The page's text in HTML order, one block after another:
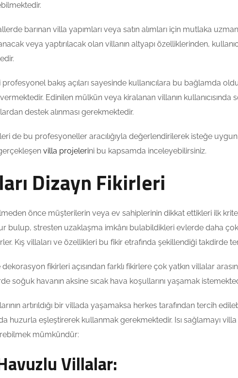
barınan villa yapımları veya satın alımları için mutlaka
veya yaptırılacak olan villanın altyapı özelliklerinden,
profesyonel bakış açıları sayesinde kullanıcılara bu bağlamda
Edinilen mülkün veya kiralanan villanın
destek alınması gerekmektedir.
de bu profesyoneller aracılığıyla değerlendirilerek isteğe
villa projelerini bu kapsamda inceleyebilirsiniz.
Dizayn Fikirleri
önce müşterilerin veya ev sahiplerinin dikkat ettikleri ilk
bulup, stresten uzaklaşma imkânı bulabildikleri evlerde daha
Kış villaları ve özellikleri bu fikir etrafında şekillendiği takdirde
dekorasyon fikirleri açısından farklı fikirlere çok yatkın villalar
soğuk havanın aksine sıcak hava koşullarını yaşamak
artırıldığı bir villada yaşamaksa herkes tarafından tercih
huzurla eşleştirerek kullanmak gerekmektedir. Isı sağlamayı
mümkündür:
Villalar: